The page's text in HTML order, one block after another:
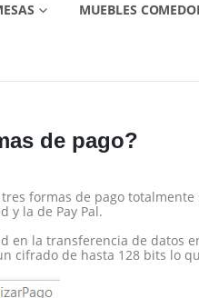
MUEBLES
de pago?
formas de pago
y la de Pay Pal.
en la transferencia de datos
cifrado de hasta 128 bits lo